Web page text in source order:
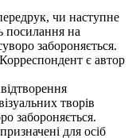
чи наступне
посилання на
забороняється.
є автор
творів
забороняється.
для осіб